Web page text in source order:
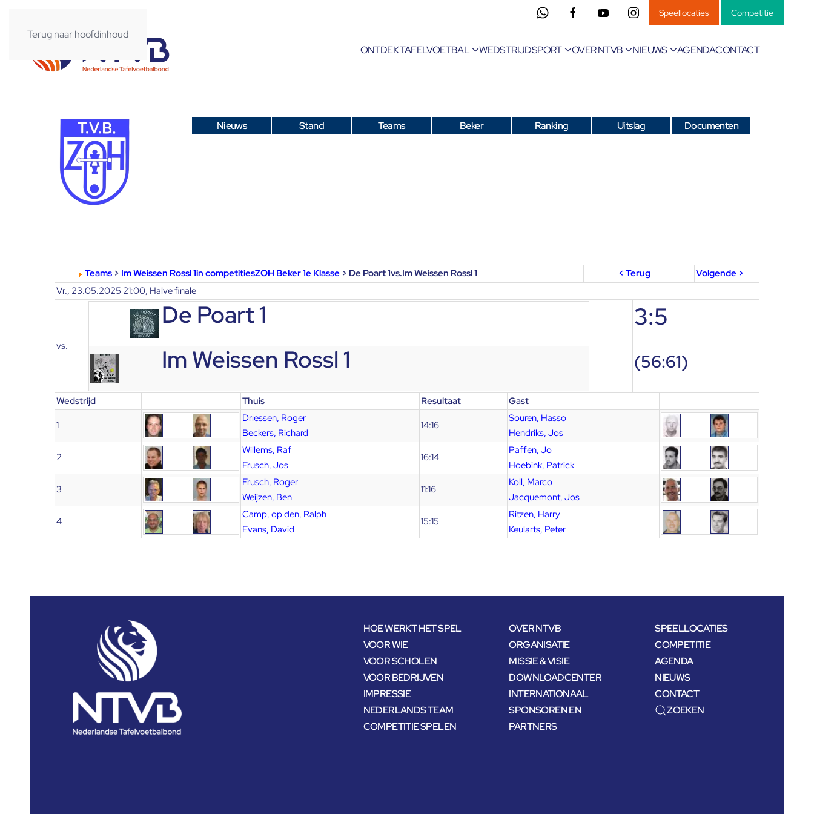
Terug naar hoofdinhoud
Speellocaties Competitie
ONTDEK TAFELVOETBAL WEDSTRIJDSPORT OVER NTVB NIEUWS AGENDACONTACT
Nieuws Stand Teams Beker Ranking Uitslag Documenten
Teams > Im Weissen Rossl 1in competitiesZOH Beker 1e Klasse > De Poart 1vs.Im Weissen Rossl 1 < Terug
Volgende >
Vr., 23.05.2025 21:00, Halve finale
vs.
De Poart 1
Im Weissen Rossl 1
3:5
(56:61)
Wedstrijd Thuis Resultaat
Gast
1
Driessen, Roger
Beckers, Richard
14:16
Souren, Hasso
Hendriks, Jos
2
Willems, Raf
Frusch, Jos
16:14
Paffen, Jo
Hoebink, Patrick
3
Frusch, Roger
Weijzen, Ben
11:16
Koll, Marco
Jacquemont, Jos
4
Camp, op den, Ralph
Evans, David
15:15
Ritzen, Harry
Keularts, Peter
HOE WERKT HET SPEL
VOOR WIE
VOOR SCHOLEN
VOOR BEDRIJVEN
IMPRESSIE
NEDERLANDS TEAM
COMPETITIE SPELEN
OVER NTVB
ORGANISATIE
MISSIE & VISIE
DOWNLOADCENTER
INTERNATIONAAL
SPONSOREN EN
PARTNERS
SPEELLOCATIES
COMPETITIE
AGENDA
NIEUWS
CONTACT
ZOEKEN